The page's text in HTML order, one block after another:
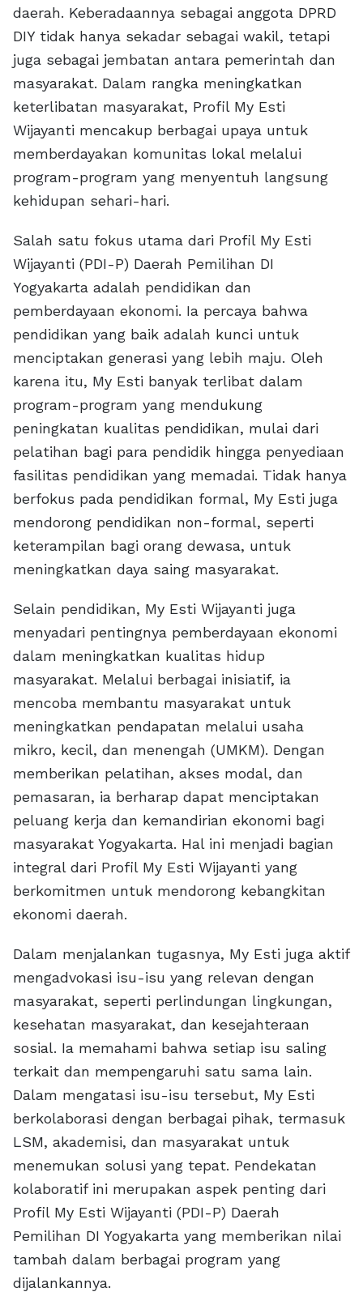
daerah. Keberadaannya sebagai anggota DPRD
DIY tidak hanya sekadar sebagai wakil, tetapi
juga sebagai jembatan antara pemerintah dan
masyarakat. Dalam rangka meningkatkan
keterlibatan masyarakat, Profil My Esti
Wijayanti mencakup berbagai upaya untuk
memberdayakan komunitas lokal melalui
program-program yang menyentuh langsung
kehidupan sehari-hari.
Salah satu fokus utama dari Profil My Esti
Wijayanti (PDI-P) Daerah Pemilihan DI
Yogyakarta adalah pendidikan dan
pemberdayaan ekonomi. Ia percaya bahwa
pendidikan yang baik adalah kunci untuk
menciptakan generasi yang lebih maju. Oleh
karena itu, My Esti banyak terlibat dalam
program-program yang mendukung
peningkatan kualitas pendidikan, mulai dari
pelatihan bagi para pendidik hingga penyediaan
fasilitas pendidikan yang memadai. Tidak hanya
berfokus pada pendidikan formal, My Esti juga
mendorong pendidikan non-formal, seperti
keterampilan bagi orang dewasa, untuk
meningkatkan daya saing masyarakat.
Selain pendidikan, My Esti Wijayanti juga
menyadari pentingnya pemberdayaan ekonomi
dalam meningkatkan kualitas hidup
masyarakat. Melalui berbagai inisiatif, ia
mencoba membantu masyarakat untuk
meningkatkan pendapatan melalui usaha
mikro, kecil, dan menengah (UMKM). Dengan
memberikan pelatihan, akses modal, dan
pemasaran, ia berharap dapat menciptakan
peluang kerja dan kemandirian ekonomi bagi
masyarakat Yogyakarta. Hal ini menjadi bagian
integral dari Profil My Esti Wijayanti yang
berkomitmen untuk mendorong kebangkitan
ekonomi daerah.
Dalam menjalankan tugasnya, My Esti juga aktif
mengadvokasi isu-isu yang relevan dengan
masyarakat, seperti perlindungan lingkungan,
kesehatan masyarakat, dan kesejahteraan
sosial. Ia memahami bahwa setiap isu saling
terkait dan mempengaruhi satu sama lain.
Dalam mengatasi isu-isu tersebut, My Esti
berkolaborasi dengan berbagai pihak, termasuk
LSM, akademisi, dan masyarakat untuk
menemukan solusi yang tepat. Pendekatan
kolaboratif ini merupakan aspek penting dari
Profil My Esti Wijayanti (PDI-P) Daerah
Pemilihan DI Yogyakarta yang memberikan nilai
tambah dalam berbagai program yang
dijalankannya.